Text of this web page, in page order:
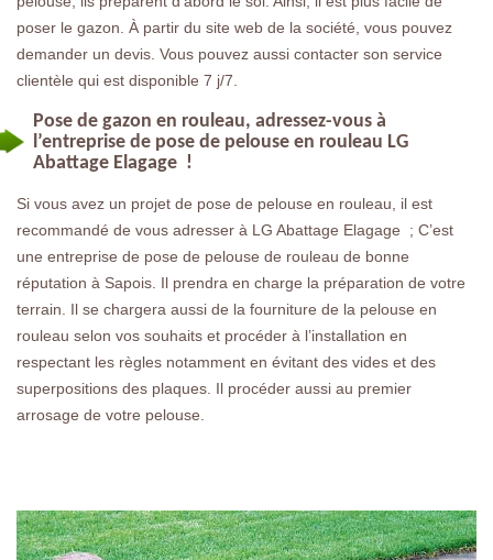
poser le gazon. À partir du site web de la société, vous pouvez
demander un devis. Vous pouvez aussi contacter son service
clientèle qui est disponible 7 j/7.
Pose de gazon en rouleau, adressez-vous à
l’entreprise de pose de pelouse en rouleau LG
Abattage Elagage !
Si vous avez un projet de pose de pelouse en rouleau, il est
recommandé de vous adresser à LG Abattage Elagage ; C’est
une entreprise de pose de pelouse de rouleau de bonne
réputation à Sapois. Il prendra en charge la préparation de votre
terrain. Il se chargera aussi de la fourniture de la pelouse en
rouleau selon vos souhaits et procéder à l’installation en
respectant les règles notamment en évitant des vides et des
superpositions des plaques. Il procéder aussi au premier
arrosage de votre pelouse.